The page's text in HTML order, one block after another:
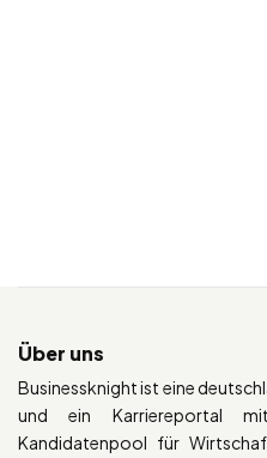
Über uns
Businessknight ist eine
und ein Karriereportal
Kandidatenpool für